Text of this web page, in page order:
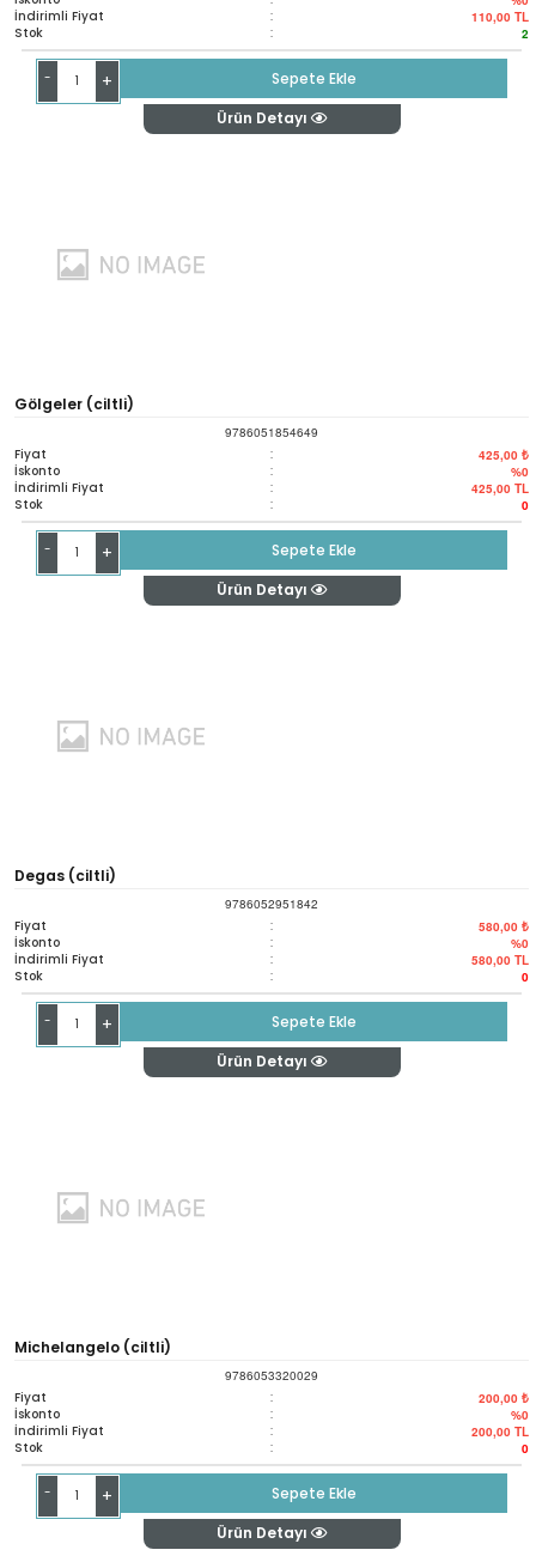
İndirimli Fiyat : 110,00 TL
Stok : 2
- +
Sepete Ekle
Ürün Detayı
Gölgeler (ciltli)
9786051854649
Fiyat : 425,00 ₺
İskonto : %0
İndirimli Fiyat : 425,00 TL
Stok : 0
- +
Sepete Ekle
Ürün Detayı
Degas (ciltli)
9786052951842
Fiyat : 580,00 ₺
İskonto : %0
İndirimli Fiyat : 580,00 TL
Stok : 0
- +
Sepete Ekle
Ürün Detayı
Michelangelo (ciltli)
9786053320029
Fiyat : 200,00 ₺
İskonto : %0
İndirimli Fiyat : 200,00 TL
Stok : 0
- +
Sepete Ekle
Ürün Detayı